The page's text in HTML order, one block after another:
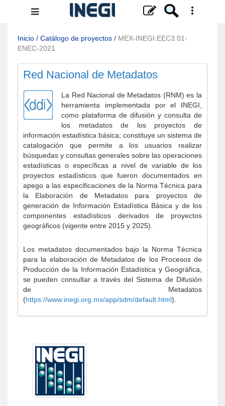
Menú
navegación
Inicio / Catálogo de proyectos / MEX-INEGI.EEC3.01-
ENEC-2021
Red Nacional de Metadatos
La Red Nacional de Metadatos (RNM) es la
herramienta implementada por el INEGI,
como plataforma de difusión y consulta de
los metadatos de los proyectos de
información estadística básica; constituye un sistema de
catalogación que permite a los usuarios realizar
búsquedas y consultas generales sobre las operaciones
estadísticas o específicas a nivel de variable de los
proyectos estadísticos que fueron documentados en
apego a las especificaciones de la Norma Técnica para
la Elaboración de Metadatos para proyectos de
generación de Información Estadística Básica y de los
componentes estadísticos derivados de proyectos
geográficos (vigente entre 2015 y 2025).
Los metadatos documentados bajo la Norma Técnica
para la elaboración de Metadatos de los Procesos de
Producción de la Información Estadística y Geográfica,
se pueden consultar a través del Sistema de Difusión
de Metadatos
(https://www.inegi.org.mx/app/sdm/default.html).